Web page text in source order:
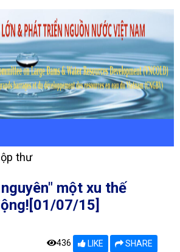
thư
một xu thế
07/15]
436 LIKE SHARE